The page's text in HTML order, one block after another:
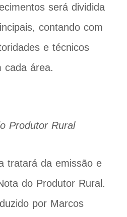
será dividida
contando com
e técnicos
cada área.
Produtor Rural
tratará da emissão e
do Produtor Rural.
por Marcos